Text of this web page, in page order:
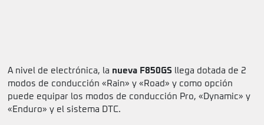
A nivel de electrónica, la nueva F850GS llega dotada de 2
modos de conducción «Rain» y «Road» y como opción
puede equipar los modos de conducción Pro, «Dynamic» y
«Enduro» y el sistema DTC.